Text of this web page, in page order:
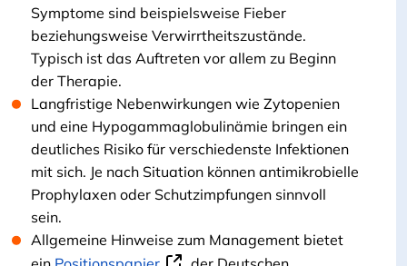
Symptome sind beispielsweise Fieber
beziehungsweise Verwirrtheitszustände.
Typisch ist das Auftreten vor allem zu Beginn
der Therapie.
Langfristige Nebenwirkungen wie Zytopenien
und eine Hypogammaglobulinämie bringen ein
deutliches Risiko für verschiedenste Infektionen
mit sich. Je nach Situation können antimikrobielle
Prophylaxen oder Schutzimpfungen sinnvoll
sein.
Allgemeine Hinweise zum Management bietet